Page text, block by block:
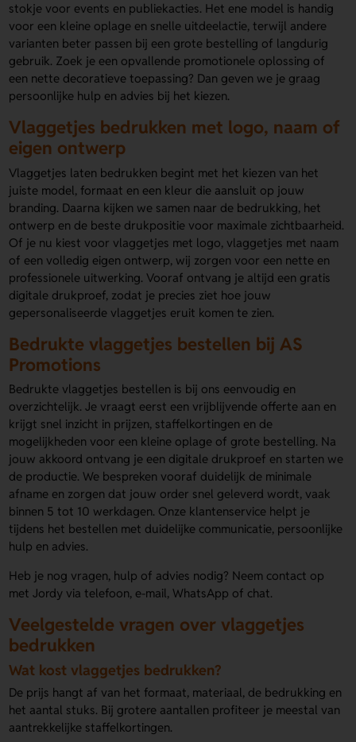
stokje voor events en publiekacties. Het ene model is handig
voor een kleine oplage en snelle uitdeelactie, terwijl andere
varianten beter passen bij een grote bestelling of langdurig
gebruik. Zoek je een opvallende promotionele oplossing of
een nette decoratieve toepassing? Dan geven we je graag
persoonlijke hulp en advies bij het kiezen.
Vlaggetjes bedrukken met logo, naam of
eigen ontwerp
Vlaggetjes laten bedrukken begint met het kiezen van het
juiste model, formaat en een kleur die aansluit op jouw
branding. Daarna kijken we samen naar de bedrukking, het
ontwerp en de beste drukpositie voor maximale zichtbaarheid.
Of je nu kiest voor vlaggetjes met logo, vlaggetjes met naam
of een volledig eigen ontwerp, wij zorgen voor een nette en
professionele uitwerking. Vooraf ontvang je altijd een gratis
digitale drukproef, zodat je precies ziet hoe jouw
gepersonaliseerde vlaggetjes eruit komen te zien.
Bedrukte vlaggetjes bestellen bij AS
Promotions
Bedrukte vlaggetjes bestellen is bij ons eenvoudig en
overzichtelijk. Je vraagt eerst een vrijblijvende offerte aan en
krijgt snel inzicht in prijzen, staffelkortingen en de
mogelijkheden voor een kleine oplage of grote bestelling. Na
jouw akkoord ontvang je een digitale drukproef en starten we
de productie. We bespreken vooraf duidelijk de minimale
afname en zorgen dat jouw order snel geleverd wordt, vaak
binnen 5 tot 10 werkdagen. Onze klantenservice helpt je
tijdens het bestellen met duidelijke communicatie, persoonlijke
hulp en advies.
Heb je nog vragen, hulp of advies nodig? Neem contact op
met Jordy via telefoon, e-mail, WhatsApp of chat.
Veelgestelde vragen over vlaggetjes
bedrukken
Wat kost vlaggetjes bedrukken?
De prijs hangt af van het formaat, materiaal, de bedrukking en
het aantal stuks. Bij grotere aantallen profiteer je meestal van
aantrekkelijke staffelkortingen.